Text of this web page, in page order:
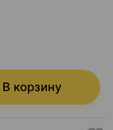
В корзину